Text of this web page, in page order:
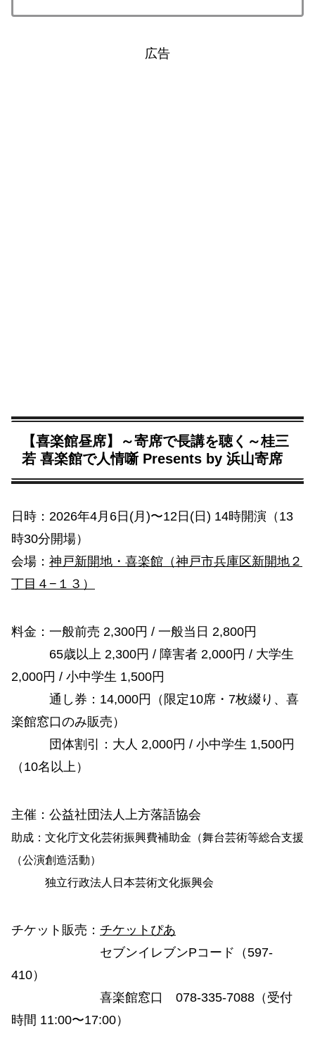
広告
【喜楽館昼席】～寄席で長講を聴く～桂三
若 喜楽館で人情噺 Presents by 浜山寄席
日時：2026年4月6日(月)〜12日(日) 14時開演（13
時30分開場）
会場： 神戸新開地・喜楽館（神戸市兵庫区新開地２
丁目４−１３）
料金：一般前売 2,300円 / 一般当日 2,800円
65歳以上 2,300円 / 障害者 2,000円 / 大学生
2,000円 / 小中学生 1,500円
通し券：14,000円（限定10席・7枚綴り、喜
楽館窓口のみ販売）
団体割引：大人 2,000円 / 小中学生 1,500円
（10名以上）
主催：公益社団法人上方落語協会
助成：文化庁文化芸術振興費補助金（舞台芸術等総合支援
（公演創造活動）
独立行政法人日本芸術文化振興会
チケット販売： チケットぴあ
セブンイレブンPコード（597-
410）
喜楽館窓口 078-335-7088（受付
時間 11:00〜17:00）